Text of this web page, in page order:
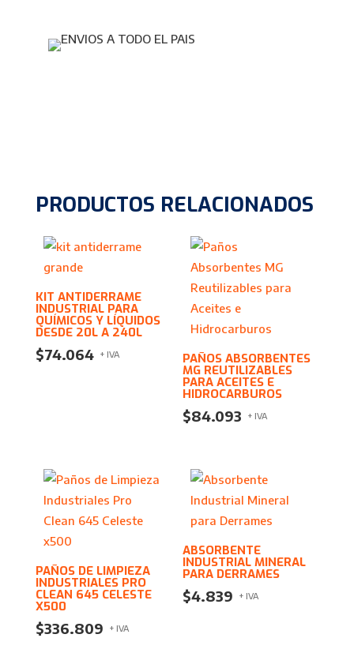
PRODUCTOS RELACIONADOS
KIT ANTIDERRAME
INDUSTRIAL PARA
QUÍMICOS Y LÍQUIDOS
DESDE 20L A 240L
$74.064 + IVA PAÑOS ABSORBENTES
MG REUTILIZABLES
PARA ACEITES E
HIDROCARBUROS
$84.093 + IVA
PAÑOS DE LIMPIEZA
INDUSTRIALES PRO
CLEAN 645 CELESTE
X500
$336.809 + IVA
ABSORBENTE
INDUSTRIAL MINERAL
PARA DERRAMES
$4.839 + IVA